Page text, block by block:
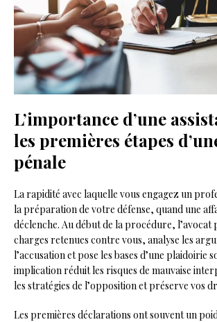
L’importance d’une
les premières étapes
pénale
La rapidité avec laquelle vous engagez un
la préparation de votre défense, quand une
déclenche. Au début de la procédure, l’avocat
charges retenues contre vous, analyse les
l’accusation et pose les bases d’une plaidoirie
implication réduit les risques de mauvaise
les stratégies de l’opposition et préserve vos
Les premières déclarations ont souvent un